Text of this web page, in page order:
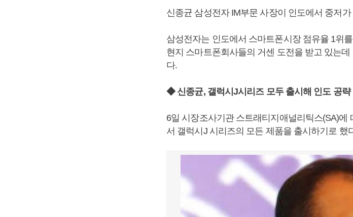
신종균 삼성전자 IM부문 사장이 인도에서 중저
삼성전자는 인도에서 스마트폰시장 점유율 1위
현지 스마트폰회사들의 거센 도전을 받고 있는
다.
◆ 신종균, 갤럭시J시리즈 모두 출시해 인도 공략
6일 시장조사기관 스트래티지애널리틱스(SA)에
서 갤럭시J 시리즈의 모든 제품을 출시하기로 했